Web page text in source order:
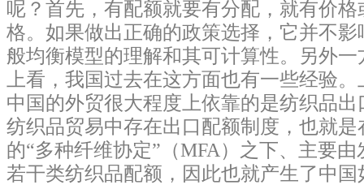
呢？首先，有配额就要有分配，就有价
格。如果做出正确的政策选择，它并不
般均衡模型的理解和其可计算性。另外
上看，我国过去在这方面也有一些经验
中国的外贸很大程度上依靠的是纺织品
纺织品贸易中存在出口配额制度，也就
的“多种纤维协定”（MFA）之下、主要
若干类纺织品配额，因此也就产生了中